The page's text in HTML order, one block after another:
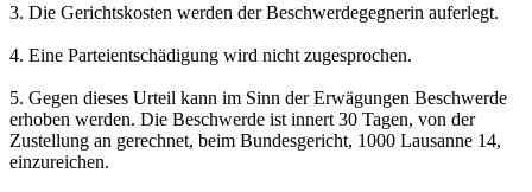
3. Die Gerichtskosten werden der Beschwerdegegnerin auferlegt.
4. Eine Parteientschädigung wird nicht zugesprochen.
5. Gegen dieses Urteil kann im Sinn der Erwägungen Beschwerde
erhoben werden. Die Beschwerde ist innert 30 Tagen, von der
Zustellung an gerechnet, beim Bundesgericht, 1000 Lausanne 14,
einzureichen.